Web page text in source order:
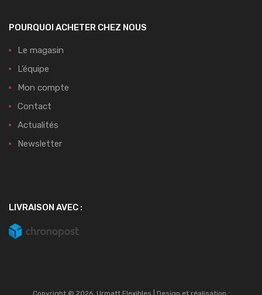
POURQUOI ACHETER CHEZ NOUS
Le magasin
L’équipe
Mon compte
Contact
Actualités
Newsletter
LIVRAISON AVEC :
Copyright © 2026 Urmatt Flexibles | Design et réalisation :